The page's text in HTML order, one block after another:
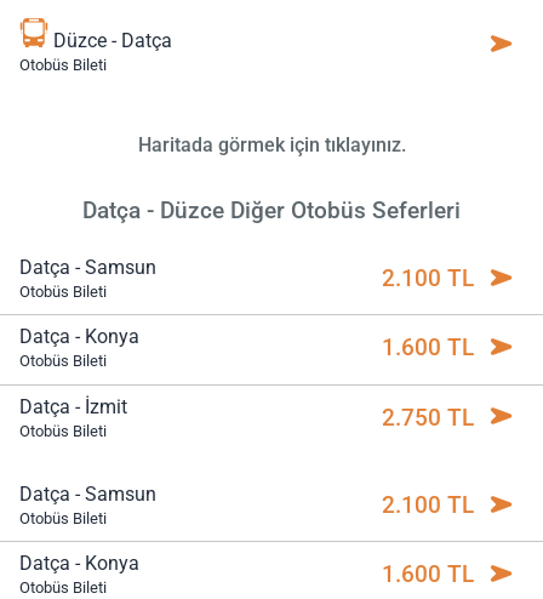
Düzce - Datça
Otobüs Bileti
Haritada görmek için tıklayınız.
Datça - Düzce Diğer Otobüs Seferleri
Datça - Samsun
Otobüs Bileti 2.100 TL
Datça - Konya
Otobüs Bileti 1.600 TL
Datça - İzmit
Otobüs Bileti 2.750 TL
Datça - Samsun
Otobüs Bileti 2.100 TL
Datça - Konya
Otobüs Bileti 1.600 TL